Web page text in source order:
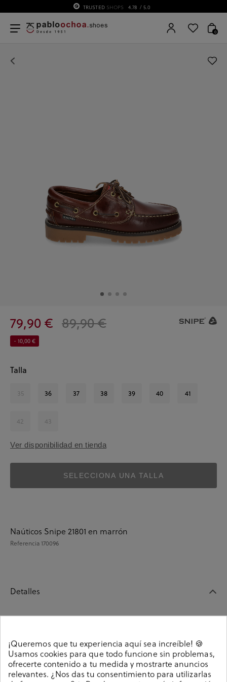
TRUSTEDSHOPS 4.78 / 5.0
0
79,90 € 89,90 €
- 10,00 €
Talla
35 36 37 38 39 40 41
42 43
Ver disponibilidad en tienda
SELECCIONA UNA TALLA
Naúticos Snipe 21801 en marrón
Referencia 170096
Detalles
Referencia 170096
¡Queremos que tu experiencia aquí sea increíble! 🍪
Usamos cookies para que todo funcione sin problemas,
ofrecerte contenido a tu medida y mostrarte anuncios
relevantes. ¿Nos das tu consentimiento para utilizarlas